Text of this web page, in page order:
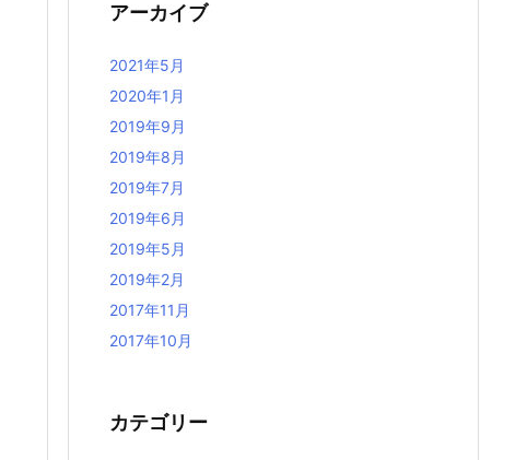
アーカイブ
2021年5月
2020年1月
2019年9月
2019年8月
2019年7月
2019年6月
2019年5月
2019年2月
2017年11月
2017年10月
カテゴリー